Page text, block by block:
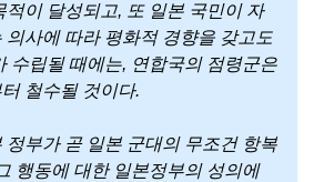
적이 달성되고, 또 일본 국민이 자
의사에 따라 평화적 경향을 갖고도
수립될 때에는, 연합국의 점령군은
철수될 것이다.
정부가 곧 일본 군대의 무조건 항복
행동에 대한 일본정부의 성의에